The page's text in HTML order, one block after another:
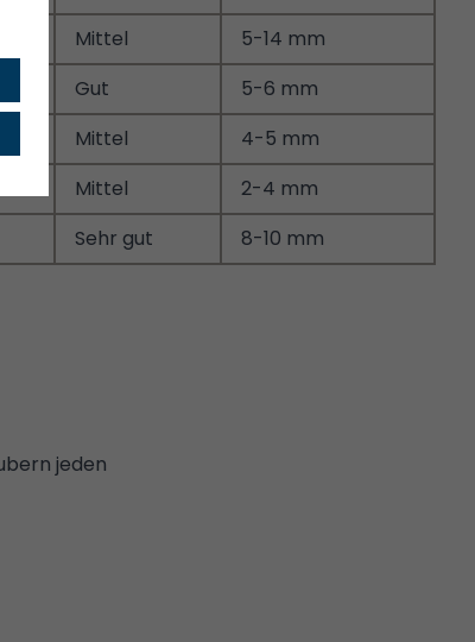
Mittel
5-14 mm
Gut
5-6 mm
Mittel
4-5 mm
Mittel
2-4 mm
Sehr gut 8-10 mm
jeden